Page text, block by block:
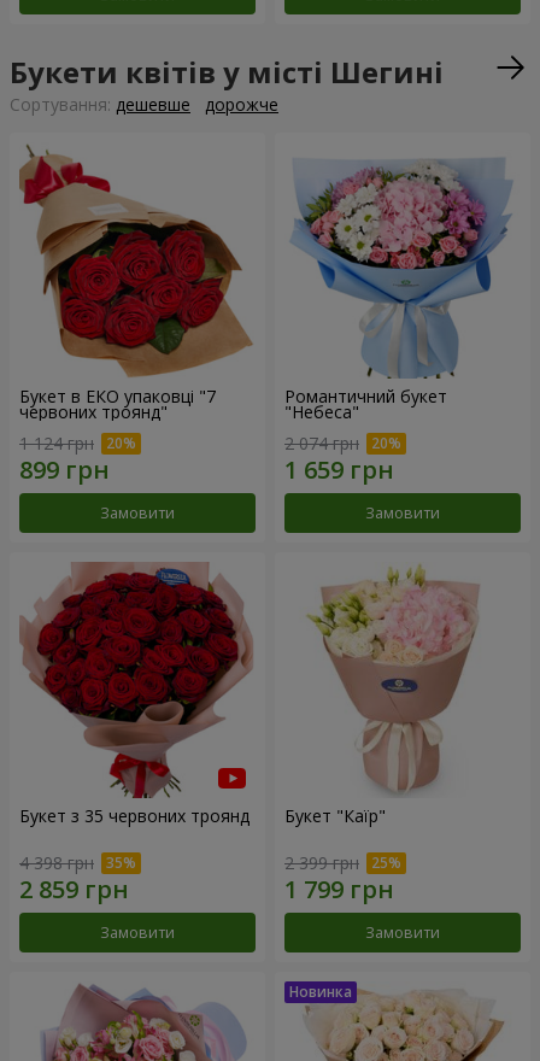
Букети квітів у місті Шегині
Сортування: дешевше дорожче
Букет в ЕКО упаковці "7
червоних троянд"
1 124 грн
Замовити
Романтичний букет
"Небеса"
2 074 грн
Замовити
Букет з 35 червоних троянд
4 398 грн
Замовити
Букет "Каїр"
2 399 грн
Замовити